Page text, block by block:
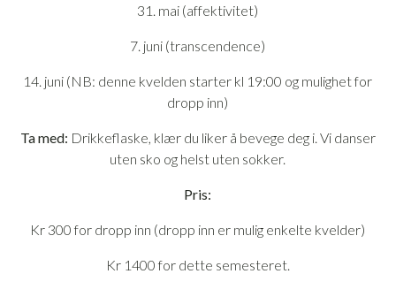
31. mai (affektivitet)
7. juni (transcendence)
14. juni (NB: denne kvelden starter kl 19:00 og mulighet for
dropp inn)
Ta med: Drikkeflaske, klær du liker å bevege deg i. Vi danser
uten sko og helst uten sokker.
Pris:
Kr 300 for dropp inn (dropp inn er mulig enkelte kvelder)
Kr 1400 for dette semesteret.